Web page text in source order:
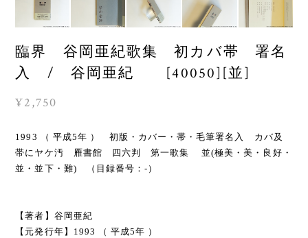
臨界 谷岡亜紀歌集 初カバ帯 署名
入 / 谷岡亜紀 [40050][並]
¥2,750
1993 （ 平成5年 ） 初版・カバー・帯・毛筆署名入 カバ及
帯にヤケ汚 雁書館 四六判 第一歌集 並(極美・美・良好・
並・並下・難) （目録番号：-）
【著者】谷岡亜紀
【元発行年】1993 （ 平成5年 ）